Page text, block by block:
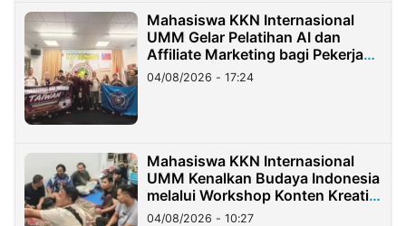
Mahasiswa KKN Internasional
UMM Gelar Pelatihan AI dan
Affiliate Marketing bagi Pekerja
Migran Indonesia di Taiwan
04/08/2026 - 17:24
Mahasiswa KKN Internasional
UMM Kenalkan Budaya Indonesia
melalui Workshop Konten Kreatif
di Taiwan
04/08/2026 - 10:27